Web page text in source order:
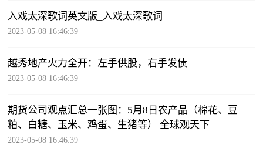
入戏太深歌词英文版_入戏太深歌词
2023-05-08 16:46:39
越秀地产火力全开：左手供股，右手发债
2023-05-08 16:46:39
期货公司观点汇总一张图：5月8日农产品（棉花、豆
粕、白糖、玉米、鸡蛋、生猪等） 全球观天下
2023-05-08 16:46:39